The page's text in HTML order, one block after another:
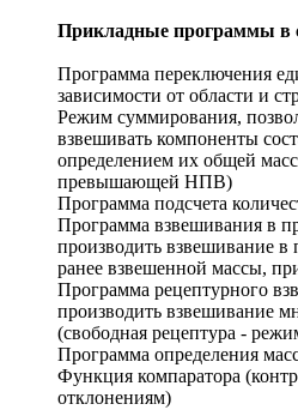
Прикладные программы в
Программа переключения
зависимости от области и
Режим суммирования,
взвешивать компоненты
определением их общей
превышающей НПВ)
Программа подсчета
Программа взвешивания в
производить взвешивание в
ранее взвешенной массы,
Программа рецептурного
производить взвешивание
(свободная рецептура -
Программа определения
Функция компаратора
отклонениям)